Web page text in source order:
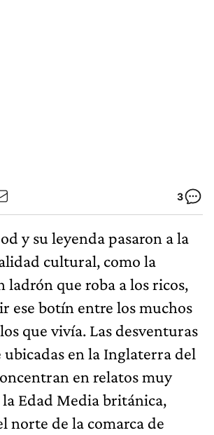
3
y su leyenda pasaron a la
cultural, como la
ladrón que roba a los ricos,
ese botín entre los muchos
que vivía. Las desventuras
ubicadas en la Inglaterra del
en relatos muy
Edad Media británica,
norte de la comarca de